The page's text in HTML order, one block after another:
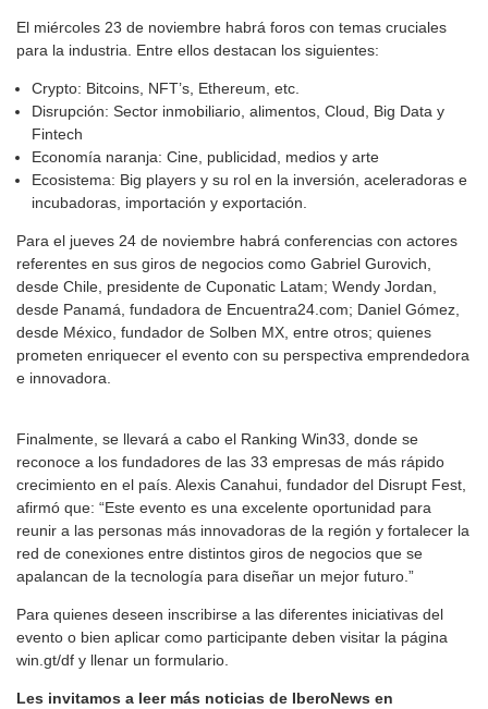
El miércoles 23 de noviembre habrá foros con temas cruciales
para la industria. Entre ellos destacan los siguientes:
Crypto: Bitcoins, NFT’s, Ethereum, etc.
Disrupción: Sector inmobiliario, alimentos, Cloud, Big Data y
Fintech
Economía naranja: Cine, publicidad, medios y arte
Ecosistema: Big players y su rol en la inversión, aceleradoras e
incubadoras, importación y exportación.
Para el jueves 24 de noviembre habrá conferencias con actores
referentes en sus giros de negocios como Gabriel Gurovich,
desde Chile, presidente de Cuponatic Latam; Wendy Jordan,
desde Panamá, fundadora de Encuentra24.com; Daniel Gómez,
desde México, fundador de Solben MX, entre otros; quienes
prometen enriquecer el evento con su perspectiva emprendedora
e innovadora.
Finalmente, se llevará a cabo el Ranking Win33, donde se
reconoce a los fundadores de las 33 empresas de más rápido
crecimiento en el país. Alexis Canahui, fundador del Disrupt Fest,
afirmó que: “Este evento es una excelente oportunidad para
reunir a las personas más innovadoras de la región y fortalecer la
red de conexiones entre distintos giros de negocios que se
apalancan de la tecnología para diseñar un mejor futuro.”
Para quienes deseen inscribirse a las diferentes iniciativas del
evento o bien aplicar como participante deben visitar la página
win.gt/df y llenar un formulario.
Les invitamos a leer más noticias de IberoNews en